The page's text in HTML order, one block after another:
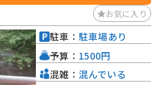
お気に入り
駐車： 駐車場あり
予算： 1500円
混雑： 混んでいる